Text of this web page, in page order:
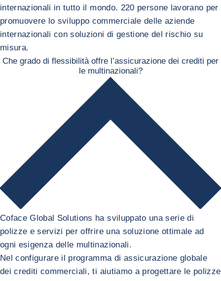
internazionali in tutto il mondo. 220 persone lavorano per
promuovere lo sviluppo commerciale delle aziende
internazionali con soluzioni di gestione del rischio su
misura.
Che grado di flessibilità offre l’assicurazione dei crediti per
le multinazionali?
Coface Global Solutions ha sviluppato una serie di
polizze e servizi per offrire una soluzione ottimale ad
ogni esigenza delle multinazionali.
Nel configurare il programma di assicurazione globale
dei crediti commerciali, ti aiutiamo a progettare le polizze